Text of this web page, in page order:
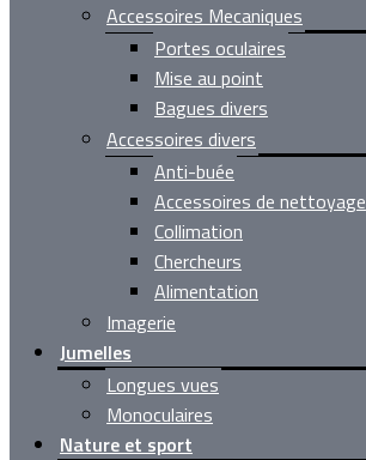
Accessoires Mecaniques
Portes oculaires
Mise au point
Bagues divers
Accessoires divers
Anti-buée
Accessoires de nettoyage
Collimation
Chercheurs
Alimentation
Imagerie
Jumelles
Longues vues
Monoculaires
Nature et sport